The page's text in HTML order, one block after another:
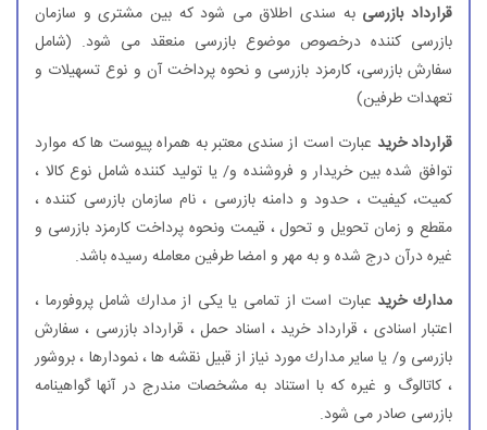
قرارداد بازرسی به سندی اطلاق می شود كه بین مشتری و سازمان
بازرسی كننده درخصوص موضوع بازرسی منعقد می شود. (شامل
سفارش بازرسی، كارمزد بازرسی و نحوه پرداخت آن و نوع تسهیلات و
تعهدات طرفین)
قرارداد خرید عبارت است از سندی معتبر به همراه پیوست ها كه موارد
توافق شده بین خریدار و فروشنده و/ یا تولید كننده شامل نوع كالا ،
كمیت، كیفیت ، حدود و دامنه بازرسی ، نام سازمان بازرسی كننده ،
مقطع و زمان تحویل و تحول ، قیمت ونحوه پرداخت كارمزد بازرسی و
غیره درآن درج شده و به مهر و امضا طرفین معامله رسیده باشد.
مدارك خرید عبارت است از تمامی یا یكی از مدارك شامل پروفورما ،
اعتبار اسنادی ، قرارداد خرید ، اسناد حمل ، قرارداد بازرسی ، سفارش
بازرسی و/ یا سایر مدارك مورد نیاز از قبیل نقشه ها ، نمودارها ، بروشور
، كاتالوگ و غیره كه با استناد به مشخصات مندرج در آنها گواهینامه
بازرسی صادر می شود.